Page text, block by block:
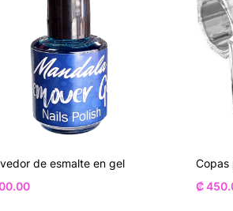
de esmalte en gel
Copas
₡